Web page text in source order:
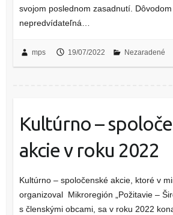
svojom poslednom zasadnutí.
nepredvídateľná…
mps 19/07/2022 Nezaradené
Kultúrno –
akcie v roku 2022
Kultúrno – spoločenské akcie, ktoré v
organizoval Mikroregión „Požitavie –
s členskými obcami, sa v roku 2022